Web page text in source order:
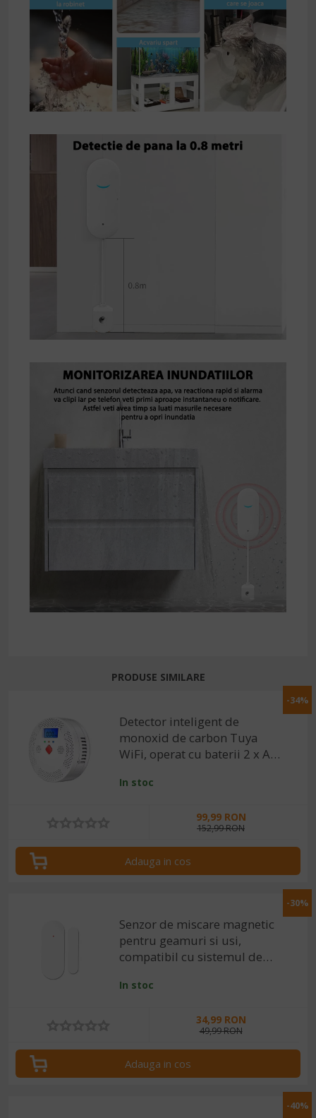
PRODUSE SIMILARE
-34%
Detector inteligent de
monoxid de carbon Tuya
WiFi, operat cu baterii 2 x AA,
monitorizare in timp real
In stoc
99,99 RON
152,99 RON
Adauga in cos
-30%
Senzor de miscare magnetic
pentru geamuri si usi,
compatibil cu sistemul de
In stoc
34,99 RON
49,99 RON
Adauga in cos
-40%